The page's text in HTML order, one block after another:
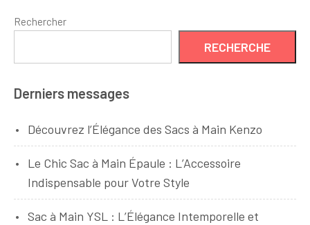
Rechercher
RECHERCHE
Derniers messages
Découvrez l’Élégance des Sacs à Main Kenzo
Le Chic Sac à Main Épaule : L’Accessoire
Indispensable pour Votre Style
Sac à Main YSL : L’Élégance Intemporelle et